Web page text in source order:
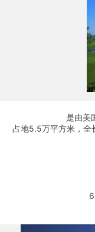
座落于中国
是由美国著名
占地5.5万平方米，全
2
3
6